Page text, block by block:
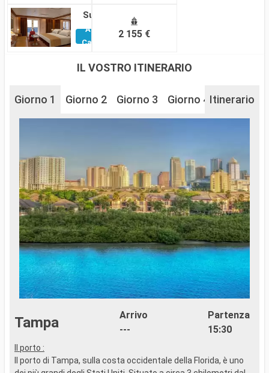
Suite
Altre
Cabine
2 155 €
IL VOSTRO ITINERARIO
Giorno 1 Giorno 2 Giorno 3 Giorno 4 Giorno 5
Itinerario
Tampa
Arrivo
---
Partenza
15:30
Il porto :
Il porto di Tampa, sulla costa occidentale della Florida, è uno